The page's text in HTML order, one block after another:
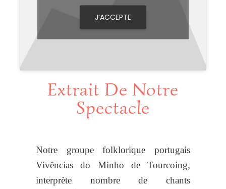
J’ACCEPTE
Extrait De Notre
Spectacle
Notre groupe folklorique portugais
Vivências do Minho de Tourcoing,
interprète nombre de chants